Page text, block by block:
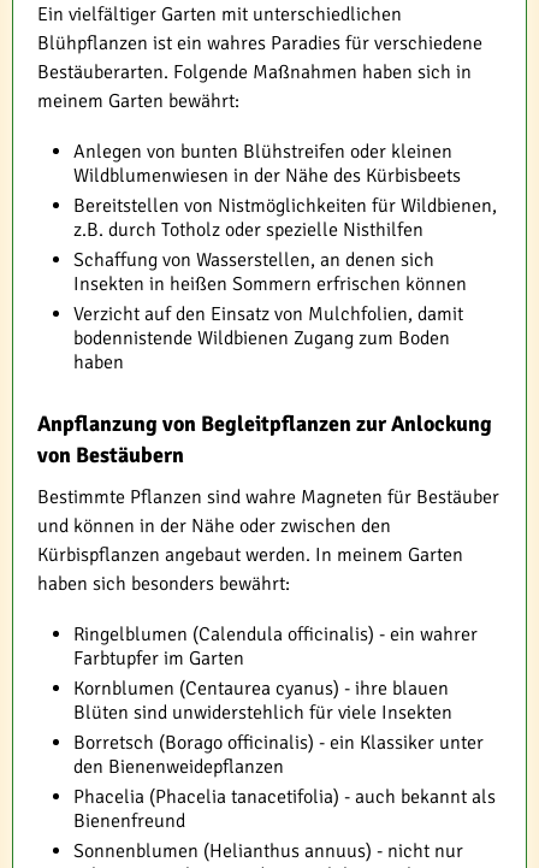
Ein vielfältiger Garten mit unterschiedlichen
Blühpflanzen ist ein wahres Paradies für verschiedene
Bestäuberarten. Folgende Maßnahmen haben sich in
meinem Garten bewährt:
Anlegen von bunten Blühstreifen oder kleinen
Wildblumenwiesen in der Nähe des Kürbisbeets
Bereitstellen von Nistmöglichkeiten für Wildbienen,
z.B. durch Totholz oder spezielle Nisthilfen
Schaffung von Wasserstellen, an denen sich
Insekten in heißen Sommern erfrischen können
Verzicht auf den Einsatz von Mulchfolien, damit
bodennistende Wildbienen Zugang zum Boden
haben
Anpflanzung von Begleitpflanzen zur Anlockung
von Bestäubern
Bestimmte Pflanzen sind wahre Magneten für Bestäuber
und können in der Nähe oder zwischen den
Kürbispflanzen angebaut werden. In meinem Garten
haben sich besonders bewährt:
Ringelblumen (Calendula officinalis) - ein wahrer
Farbtupfer im Garten
Kornblumen (Centaurea cyanus) - ihre blauen
Blüten sind unwiderstehlich für viele Insekten
Borretsch (Borago officinalis) - ein Klassiker unter
den Bienenweidepflanzen
Phacelia (Phacelia tanacetifolia) - auch bekannt als
Bienenfreund
Sonnenblumen (Helianthus annuus) - nicht nur